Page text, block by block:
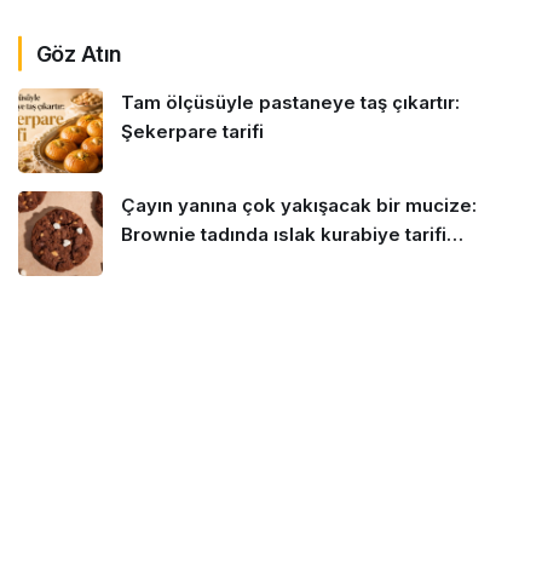
Göz Atın
Tam ölçüsüyle pastaneye taş çıkartır:
Şekerpare tarifi
Çayın yanına çok yakışacak bir mucize:
Brownie tadında ıslak kurabiye tarifi…